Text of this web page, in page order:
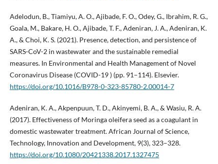
Adelodun, B., Tiamiyu, A. O., Ajibade, F. O., Odey, G., Ibrahim, R. G.,
Goala, M., Bakare, H. O., Ajibade, T. F., Adeniran, J. A., Adeniran, K.
A., & Choi, K. S. (2021). Presence, detection, and persistence of
SARS-CoV-2 in wastewater and the sustainable remedial
measures. In Environmental and Health Management of Novel
Coronavirus Disease (COVID-19 ) (pp. 91–114). Elsevier.
https://doi.org/10.1016/B978-0-323-85780-2.00014-7
Adeniran, K. A., Akpenpuun, T. D., Akinyemi, B. A., & Wasiu, R. A.
(2017). Effectiveness of Moringa oleifera seed as a coagulant in
domestic wastewater treatment. African Journal of Science,
Technology, Innovation and Development, 9(3), 323–328.
https://doi.org/10.1080/20421338.2017.1327475